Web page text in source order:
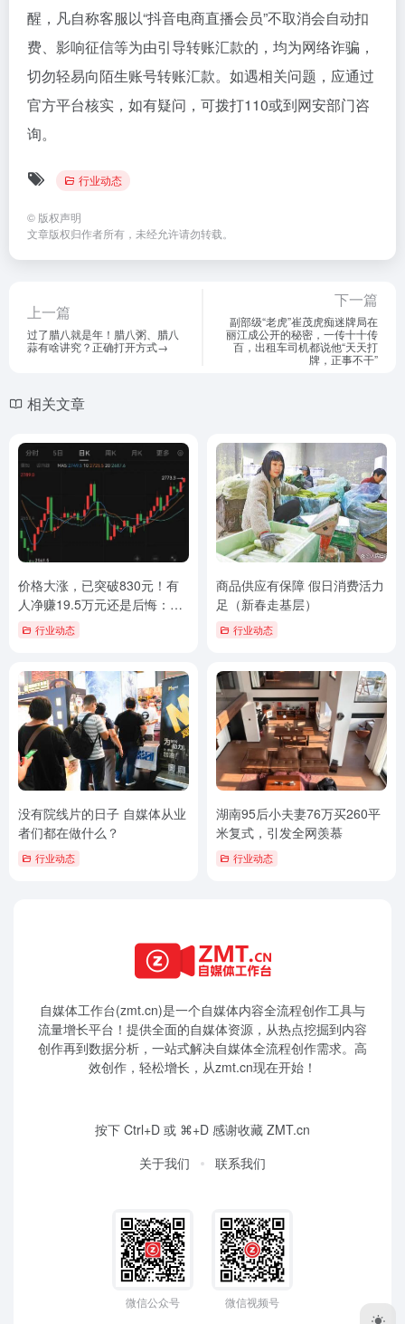
醒，凡自称客服以“抖音电商直播会员”不取消会自动扣
费、影响征信等为由引导转账汇款的，均为网络诈骗，
切勿轻易向陌生账号转账汇款。如遇相关问题，应通过
官方平台核实，如有疑问，可拨打110或到网安部门咨
询。
行业动态
© 版权声明
文章版权归作者所有，未经允许请勿转载。
上一篇
过了腊八就是年！腊八粥、腊八
蒜有啥讲究？正确打开方式→
下一篇
副部级“老虎”崔茂虎痴迷牌局在
丽江成公开的秘密，一传十十传
百，出租车司机都说他“天天打
牌，正事不干”
相关文章
价格大涨，已突破830元！有
人净赚19.5万元还是后悔：卖
早了行业动态
商品供应有保障 假日消费活力
足（新春走基层）
行业动态
没有院线片的日子 自媒体从业
者们都在做什么？
行业动态
湖南95后小夫妻76万买260平
米复式，引发全网羡慕
行业动态
自媒体工作台(zmt.cn)是一个自媒体内容全流程创作工具与
流量增长平台！提供全面的自媒体资源，从热点挖掘到内容
创作再到数据分析，一站式解决自媒体全流程创作需求。高
效创作，轻松增长，从zmt.cn现在开始！
按下 Ctrl+D 或 ⌘+D 感谢收藏 ZMT.cn
关于我们
联系我们
微信公众号 微信视频号